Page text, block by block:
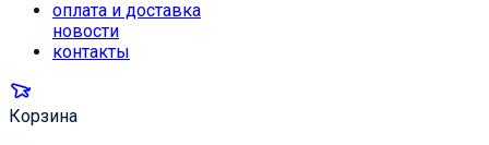
оплата и доставка
новости
контакты
Корзина